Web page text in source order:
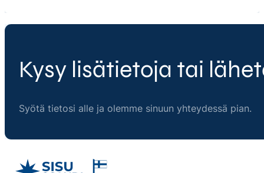
Kysy lisätietoja tai
Syötä tietosi alle ja olemme sinuun yhteydessä pian.